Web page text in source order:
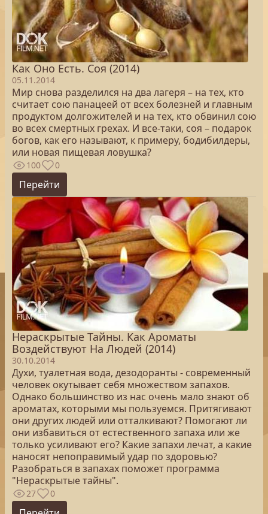
Как Оно Есть. Соя (2014)
05.11.2014
Мир снова разделился на два лагеря – на тех, кто
считает сою панацеей от всех болезней и главным
продуктом долгожителей и на тех, кто обвинил сою
во всех смертных грехах. И все-таки, соя – подарок
богов, как его называют, к примеру, бодибилдеры,
или новая пищевая ловушка?
100 0
Перейти
Нераскрытые Тайны. Как Ароматы
Воздействуют На Людей (2014)
30.10.2014
Духи, туалетная вода, дезодоранты - современный
человек окутывает себя множеством запахов.
Однако большинство из нас очень мало знают об
ароматах, которыми мы пользуемся. Притягивают
они других людей или отталкивают? Помогают ли
они избавиться от естественного запаха или же
только усиливают его? Какие запахи лечат, а какие
наносят непоправимый удар по здоровью?
Разобраться в запахах поможет программа
"Нераскрытые тайны".
27 0